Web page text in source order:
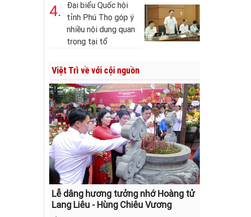
4.
Đại biểu Quốc hội
tỉnh Phú Thọ góp ý
nhiều nội dung quan
trọng tại tổ
Việt Trì về với cội nguồn
Lễ dâng hương tưởng nhớ Hoàng tử
Lang Liêu - Hùng Chiêu Vương